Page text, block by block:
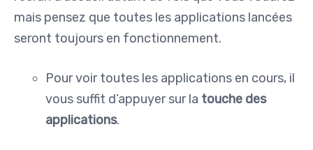
mais pensez que toutes les applications lancées
seront toujours en fonctionnement.
Pour voir toutes les applications en cours, il
vous suffit d’appuyer sur la touche des
applications.